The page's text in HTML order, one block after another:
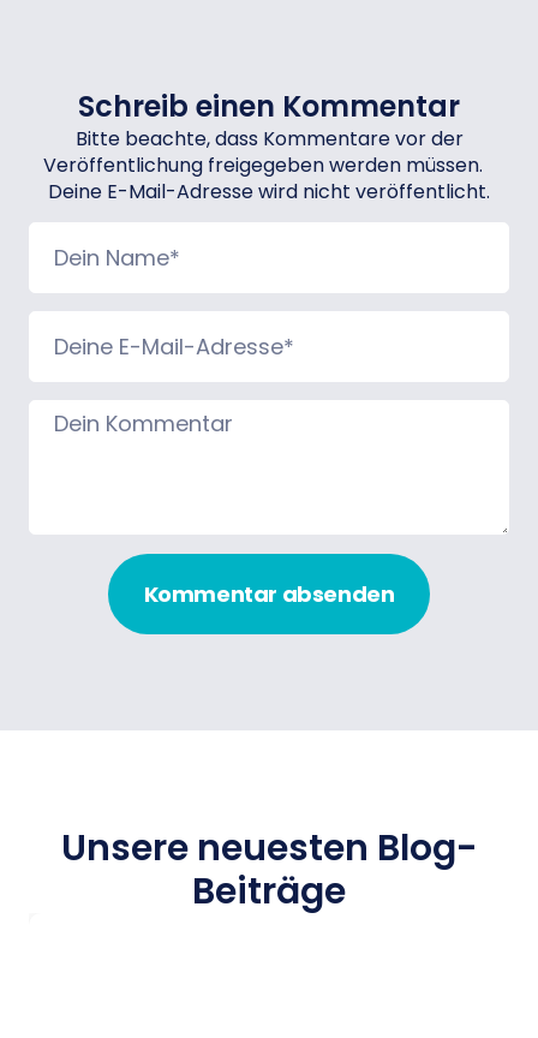
Schreib einen Kommentar
Bitte beachte, dass Kommentare vor der
Veröffentlichung freigegeben werden müssen.
Deine E-Mail-Adresse wird nicht veröffentlicht.
Kommentar absenden
Unsere neuesten Blog-
Beiträge